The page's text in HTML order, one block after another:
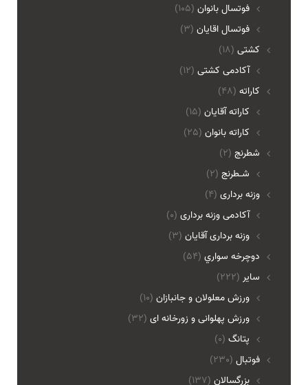
فوتسال بانوان (105)
فوتسال اقايان (3)
(18) کشتی
آکادمی کشتی (12)
(48) کاراته
کاراته آقایان (15)
کاراته بانوان (25)
(2) شطرنج
شـطرنج (2)
(4) وزنه برداری
آکادمی وزنه برداری (0)
وزنه برداری آقایان (3)
(54) دوچرخه سواري
(222) ساير
ورزش معلولان و جانبازان (10)
ورزش پهلوانی و زورخانه ای (32)
پتانگ (0)
(230) فوتبال
بزرگسالان (137)